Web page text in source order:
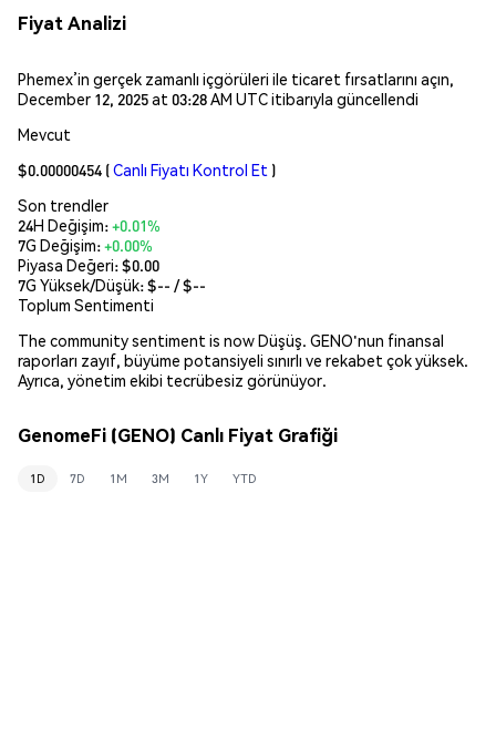
Fiyat Analizi
Phemex’in gerçek zamanlı içgörüleri ile ticaret fırsatlarını açın,
December 12, 2025 at 03:28 AM UTC itibarıyla güncellendi
Mevcut
$0.00000454 (Canlı Fiyatı Kontrol Et )
Son trendler
24H Değişim:+0.01%
7G Değişim:+0.00%
Piyasa Değeri:$0.00
7G Yüksek/Düşük: $-- / $--
Toplum Sentimenti
The community sentiment is now Düşüş. GENO'nun finansal
raporları zayıf, büyüme potansiyeli sınırlı ve rekabet çok yüksek.
Ayrıca, yönetim ekibi tecrübesiz görünüyor.
GenomeFi (GENO) Canlı Fiyat Grafiği
1D 7D 1M 3M 1Y YTD